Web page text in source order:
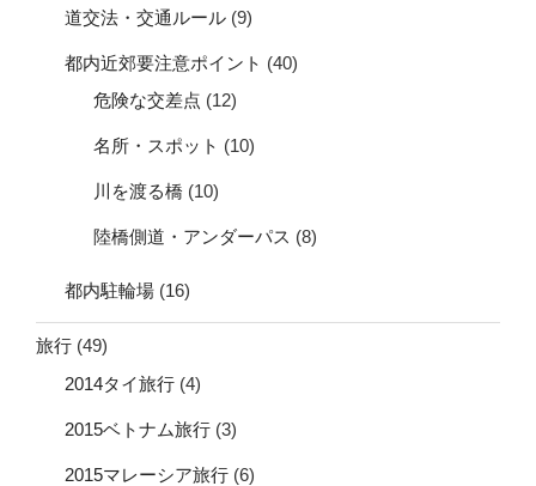
道交法・交通ルール (9)
都内近郊要注意ポイント (40)
危険な交差点 (12)
名所・スポット (10)
川を渡る橋 (10)
陸橋側道・アンダーパス (8)
都内駐輪場 (16)
旅行 (49)
2014タイ旅行 (4)
2015ベトナム旅行 (3)
2015マレーシア旅行 (6)